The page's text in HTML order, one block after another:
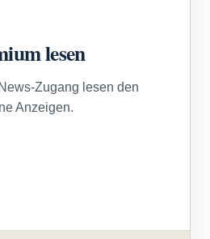
lesen
Zugang lesen den
Anzeigen.